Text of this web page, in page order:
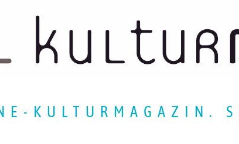
KULTURMAGAZIN.